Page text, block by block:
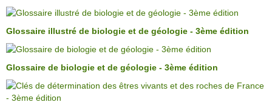
Glossaire illustré de biologie et de géologie - 3ème édition
Glossaire de biologie et de géologie - 3ème édition